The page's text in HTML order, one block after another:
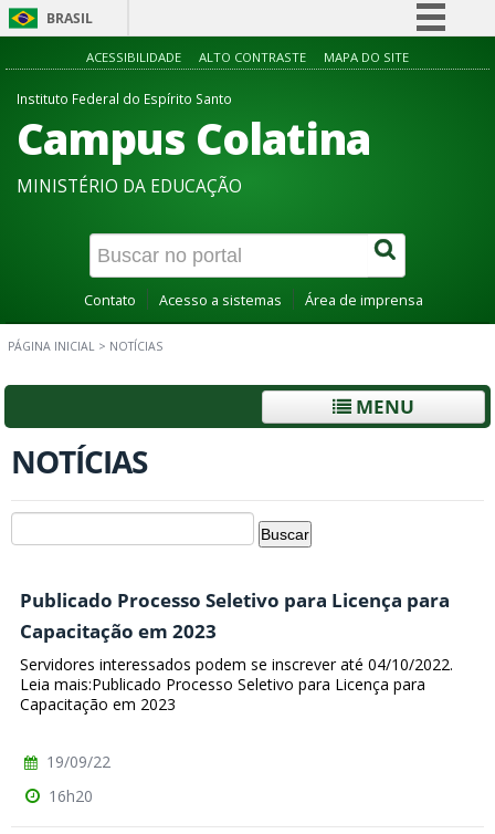
BRASIL
Simplifique!
Acesso à informação
Canais
ACESSIBILIDADE ALTO CONTRASTE MAPA DO SITE
Instituto Federal do Espírito Santo
Campus Colatina
MINISTÉRIO DA EDUCAÇÃO
Contato Acesso a sistemas Área de imprensa
PÁGINA INICIAL > NOTÍCIAS
MENU
NOTÍCIAS
Publicado Processo Seletivo para Licença para
Capacitação em 2023
Servidores interessados podem se inscrever até 04/10/2022.
Leia mais:Publicado Processo Seletivo para Licença para
Capacitação em 2023
19/09/22
16h20